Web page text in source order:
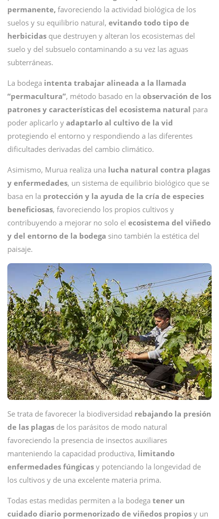
permanente, favoreciendo la actividad biológica de los
suelos y su equilibrio natural, evitando todo tipo de
herbicidas que destruyen y alteran los ecosistemas del
suelo y del subsuelo contaminando a su vez las aguas
subterráneas.
La bodega intenta trabajar alineada a la llamada
“permacultura”, método basado en la observación de los
patrones y características del ecosistema natural para
poder aplicarlo y adaptarlo al cultivo de la vid
protegiendo el entorno y respondiendo a las diferentes
dificultades derivadas del cambio climático.
Asimismo, Murua realiza una lucha natural contra plagas
y enfermedades, un sistema de equilibrio biológico que se
basa en la protección y la ayuda de la cría de especies
beneficiosas, favoreciendo los propios cultivos y
contribuyendo a mejorar no solo el ecosistema del viñedo
y del entorno de la bodega sino también la estética del
paisaje.
Se trata de favorecer la biodiversidad rebajando la presión
de las plagas de los parásitos de modo natural
favoreciendo la presencia de insectos auxiliares
manteniendo la capacidad productiva, limitando
enfermedades fúngicas y potenciando la longevidad de
los cultivos y de una excelente materia prima.
Todas estas medidas permiten a la bodega tener un
cuidado diario pormenorizado de viñedos propios y un